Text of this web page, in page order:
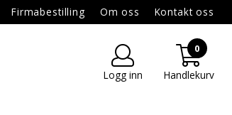
Firmabestilling Om oss Kontakt oss
Logg inn
0
Handlekurv